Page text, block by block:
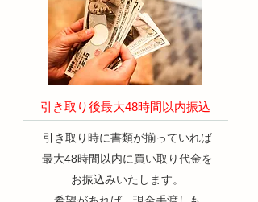
​引き取り後最大48時間以内振込
引き取り時に書類が揃っていれば
最大48時間以内に買い取り代金を
お振込みいたします。